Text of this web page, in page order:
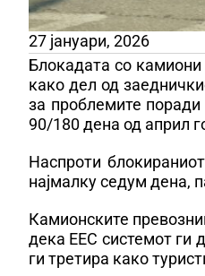
27 јануари, 2026
Блокадата со
како дел од
за проблемите поради
90/180 дена од април
Наспроти
најмалку седум дена,
Камионските
дека ЕЕС системот ги
ги третира како